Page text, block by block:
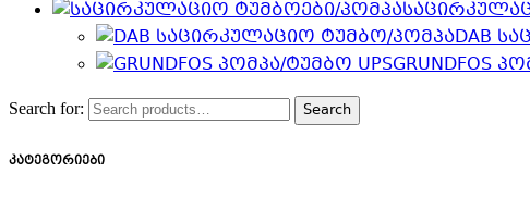
DAB
GRUNDFOS
Search for: Search
კატეგორიები